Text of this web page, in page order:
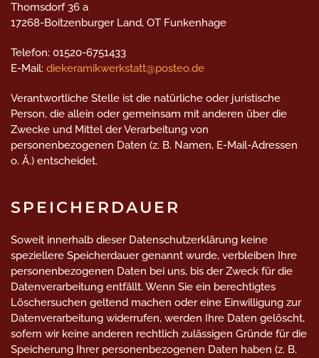
Thomsdorf 36 a
17268-Boitzenburger Land, OT Funkenhage
Telefon: 01520-6751433
E-Mail: diekeramikwerkstatt@posteo.de
Verantwortliche Stelle ist die natürliche oder juristische
Person, die allein oder gemeinsam mit anderen über die
Zwecke und Mittel der Verarbeitung von
personenbezogenen Daten (z. B. Namen, E-Mail-Adressen
o. Ä.) entscheidet.
SPEICHERDAUER
Soweit innerhalb dieser Datenschutzerklärung keine
speziellere Speicherdauer genannt wurde, verbleiben Ihre
personenbezogenen Daten bei uns, bis der Zweck für die
Datenverarbeitung entfällt. Wenn Sie ein berechtigtes
Löschersuchen geltend machen oder eine Einwilligung zur
Datenverarbeitung widerrufen, werden Ihre Daten gelöscht,
sofern wir keine anderen rechtlich zulässigen Gründe für die
Speicherung Ihrer personenbezogenen Daten haben (z. B.